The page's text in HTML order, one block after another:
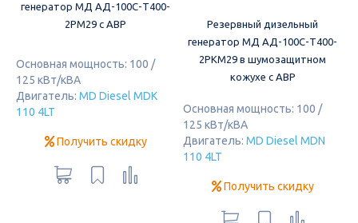
генератор МД АД-100С-Т400-
2РМ29 с АВР
Основная мощность: 100 /
125 кВт/кВА
Двигатель: MD Diesel MDK
110 4LT
Получить скидку
Резервный дизельный
генератор МД АД-100С-Т400-
2РКМ29 в шумозащитном
кожухе с АВР
Основная мощность: 100 /
125 кВт/кВА
Двигатель: MD Diesel MDN
110 4LT
Получить скидку